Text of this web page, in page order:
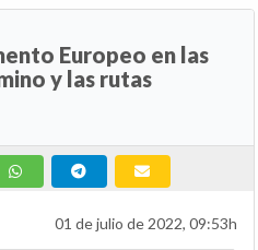
Europeo en las
y las rutas
01 de julio de 2022, 09:53h